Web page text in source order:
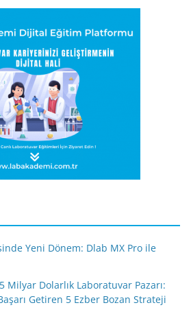
Yeni Dönem: Dlab MX Pro ile
Milyar Dolarlık Laboratuvar Pazarı:
Getiren 5 Ezber Bozan Strateji